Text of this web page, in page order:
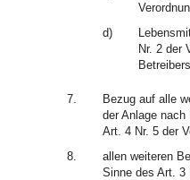
d)
Nr. 2 der
7.
Bezug auf alle
der Anlage nach
Art. 4 Nr. 5 der
8.
allen weiteren
Sinne des Art. 3